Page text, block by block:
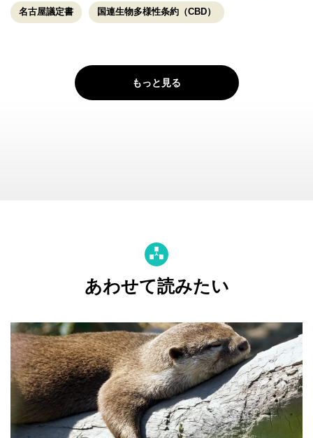
名古屋議定書 国連生物多様性条約（CBD）
もっと見る
あわせて読みたい